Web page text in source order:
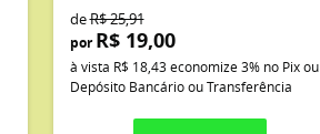
deR$ 25,91
por R$ 19,00
à vista R$ 18,43economize3% no Pix ou
Depósito Bancário ou Transferência